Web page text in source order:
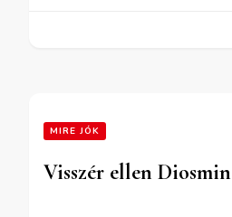
MIRE JÓK
Visszér ellen Diosmin